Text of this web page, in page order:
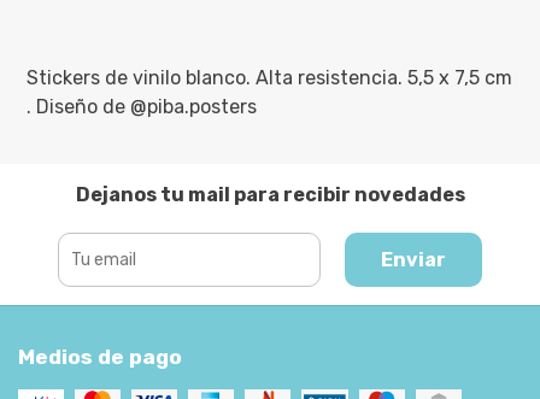
Stickers de vinilo blanco. Alta resistencia. 5,5 x 7,5 cm
. Diseño de @piba.posters
Dejanos tu mail para recibir novedades
Enviar
Medios de pago